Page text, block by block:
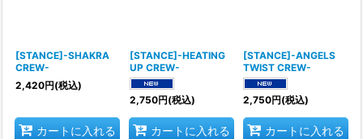
[STANCE]-SHAKRA
CREW-
2,420円(税込)
カートに入れる
[STANCE]-HEATING
UP CREW-
2,750円(税込)
カートに入れる
[STANCE]-ANGELS
TWIST CREW-
2,750円(税込)
カートに入れる